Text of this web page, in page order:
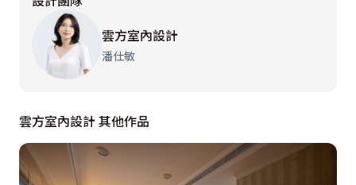
尺度，也賦予儀容梳整的功能，讓日常往返都充滿儀式
為使有限坪數更顯開闊，書房採半開放式設計，讓視線與
紙，搭配深座面的墨綠臥榻，將歐式花園的浪漫綺想引挹
於此。書房一角更悉心配置專屬Mini Bar，整合酒櫃、咖
啡機與精緻杯皿收納，形塑一處兼具品味與機能的生活端
雲方室內設計
潘仕敏
雲方室內設計 其他作品